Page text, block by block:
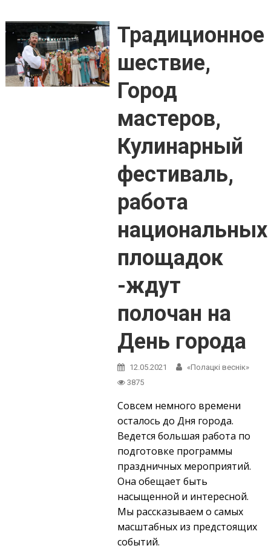
Традиционное
шествие,
Город
мастеров,
Кулинарный
фестиваль,
работа
национальных
площадок
-ждут
полочан на
День города
12.05.2021
«Полацкі веснік»
3875
Совсем немного времени
осталось до Дня города.
Ведется большая работа по
подготовке программы
праздничных мероприятий.
Она обещает быть
насыщенной и интересной.
Мы рассказываем о самых
масштабных из предстоящих
событий.